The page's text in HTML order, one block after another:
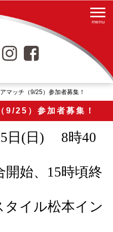
マッチ（9/25）参加者募集！
9/25）参加者募集！
日 (日 ) 8時40
始、 15時頃終
イル松本イン